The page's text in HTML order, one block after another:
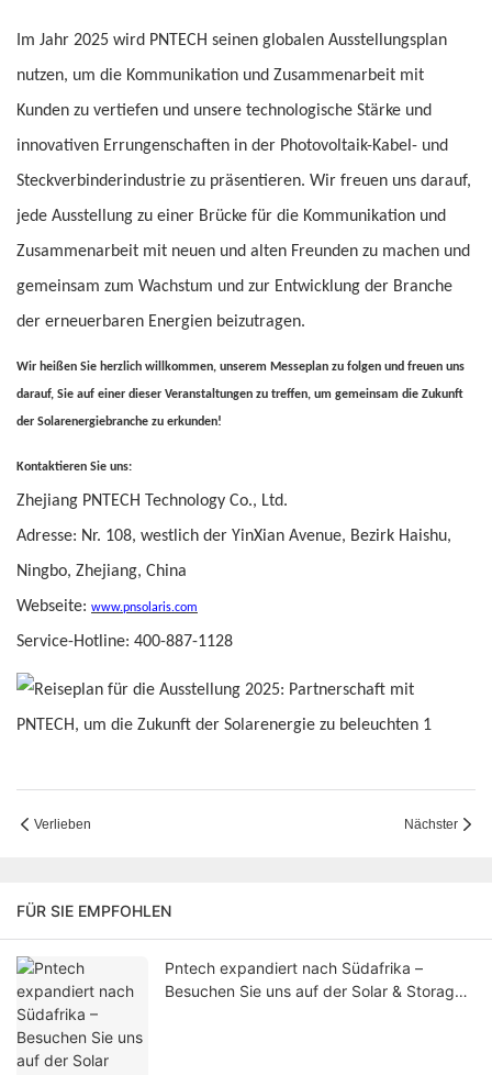
Im Jahr 2025 wird PNTECH seinen globalen Ausstellungsplan
nutzen, um die Kommunikation und Zusammenarbeit mit
Kunden zu vertiefen und unsere technologische Stärke und
innovativen Errungenschaften in der Photovoltaik-Kabel- und
Steckverbinderindustrie zu präsentieren. Wir freuen uns darauf,
jede Ausstellung zu einer Brücke für die Kommunikation und
Zusammenarbeit mit neuen und alten Freunden zu machen und
gemeinsam zum Wachstum und zur Entwicklung der Branche
der erneuerbaren Energien beizutragen.
Wir heißen Sie herzlich willkommen, unserem Messeplan zu folgen und freuen uns
darauf, Sie auf einer dieser Veranstaltungen zu treffen, um gemeinsam die Zukunft
der Solarenergiebranche zu erkunden!
Kontaktieren Sie uns:
Zhejiang PNTECH Technology Co., Ltd.
Adresse: Nr. 108, westlich der YinXian Avenue, Bezirk Haishu,
Ningbo, Zhejiang, China
Webseite: www.pnsolaris.com
Service-Hotline: 400-887-1128
Verlieben Nächster
FÜR SIE EMPFOHLEN
Pntech expandiert nach Südafrika –
Besuchen Sie uns auf der Solar & Storage